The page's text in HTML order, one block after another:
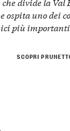
ospita uno dei
più
SCOPRI